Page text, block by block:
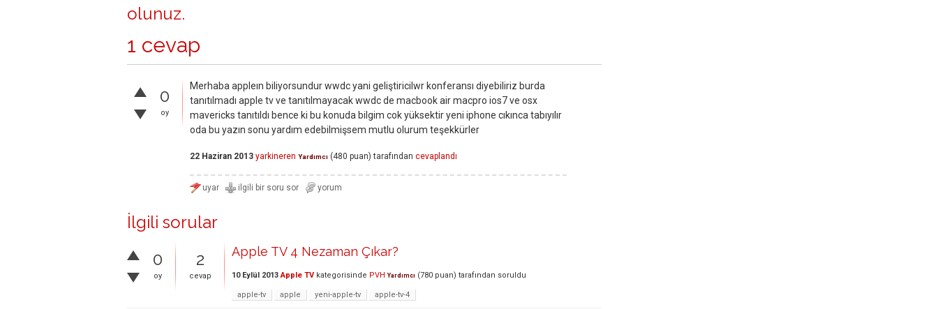
olunuz.
1 cevap
0
oy
Merhaba appleın biliyorsundur wwdc yani geliştiricilwr konferansı diyebiliriz burda
tanıtılmadı apple tv ve tanıtılmayacak wwdc de macbook air macpro ios7 ve osx
mavericks tanıtıldı bence ki bu konuda bilgim cok yüksektir yeni iphone cıkınca tabıyılır
oda bu yazın sonu yardım edebilmişsem mutlu olurum teşekkürler
22 Haziran 2013 yarkineren Yardımcı (480 puan) tarafından cevaplandı
İlgili sorular
0
oy
2
cevap
Apple TV 4 Nezaman Çıkar?
10 Eylül 2013 Apple TV kategorisinde PVH Yardımcı (780 puan) tarafından soruldu
apple-tv apple yeni-apple-tv apple-tv-4